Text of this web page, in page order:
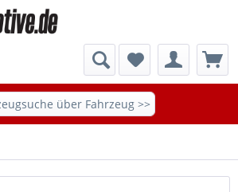
über Fahrzeug >>